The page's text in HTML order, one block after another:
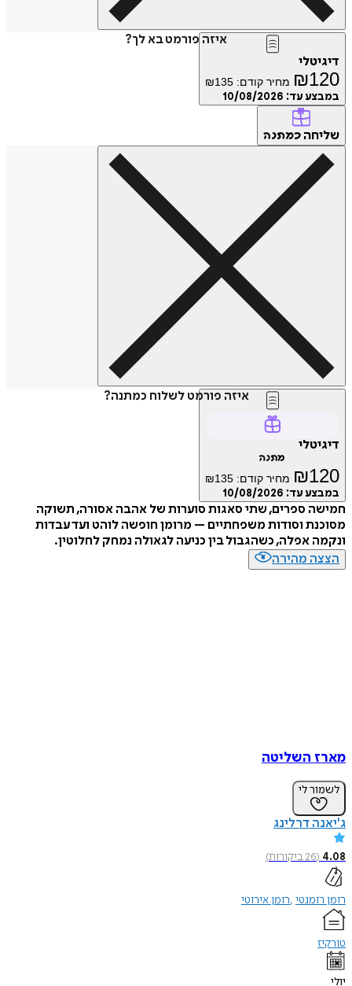
איזה פורמט בא לך?
₪ מחיר קודם: ₪135
עד:10/08/2026
כמתנה
איזה פורמט לשלוח כמתנה?
₪ מחיר קודם: ₪135
עד:10/08/2026
ספרים, שתי סאגות סוערות של אהבה אסורה, תשוקה
וסודות משפחתיים – מרומן חופשה לוהט ועד עבדות
אפלה, כשהגבול בין כניעה לגאולה נמחק לחלוטין.
מהירה
השליטה
לי
דרלינג
26ביקורות)
רומן אירוטי